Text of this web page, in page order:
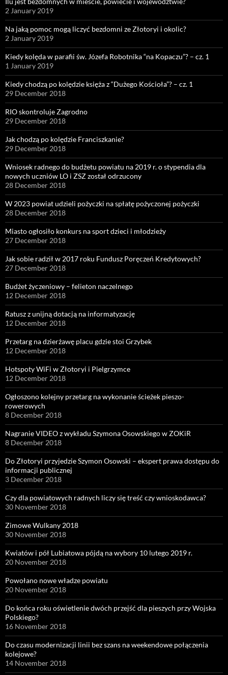
2 January 2019
Na jaką pomoc mogą liczyć bezdomni ze Złotoryi i okolic?
2 January 2019
Kiedy kolęda w parafii św. Józefa Robotnika “na Kopaczu”? – cz. 1
1 January 2019
Kiedy chodzą po kolędzie księża z “Dużego Kościoła”? – cz. 1
29 December 2018
RIO skontroluje Zagrodno
29 December 2018
Jak chodzą po kolędzie Franciszkanie?
29 December 2018
Wniosek radnego do budżetu powiatu na 2019 r. o stypendia dla
nowych uczniów LO i ZSZ został odrzucony
28 December 2018
W 2023 powiat udzieli pożyczki na spłatę pożyczonej pożyczki
28 December 2018
Miasto ogłosiło konkurs na sport dzieci i młodzieży
27 December 2018
Jak sobie radził w 2017 roku Fundusz Poręczeń Kredytowych?
27 December 2018
Budżet życzeniowy – felieton naczelnego
12 December 2018
Ratusz z unijną dotacją na informatyzację
12 December 2018
Przetarg na dzierżawę placu gdzie stoi Grzybek
12 December 2018
Hotspoty WiFi w Złotoryi i Pielgrzymce
12 December 2018
Ogłoszono kolejny przetarg na wykonanie ścieżek pieszo-
rowerowych
8 December 2018
Nagranie VIDEO z wykładu Szymona Osowskiego w ZOKiR
8 December 2018
Do Złotoryi przyjedzie Szymon Osowski – ekspert prawa dostępu do
informacji publicznej
3 December 2018
Czy dla powiatowych radnych liczy się treść czy wnioskodawca?
30 November 2018
Zimowe Wulkany 2018
30 November 2018
Kwiatów i pół Lubiatowa pójdą na wybory 10 lutego 2019 r.
20 November 2018
Powołano nowe władze powiatu
20 November 2018
Do końca roku oświetlenie dwóch przejść dla pieszych przy Wojska
Polskiego?
16 November 2018
Do czasu modernizacji linii bez szans na weekendowe połączenia
kolejowe?
14 November 2018